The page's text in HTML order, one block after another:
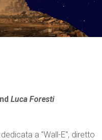
Luca Foresti
a "Wall-E", diretto